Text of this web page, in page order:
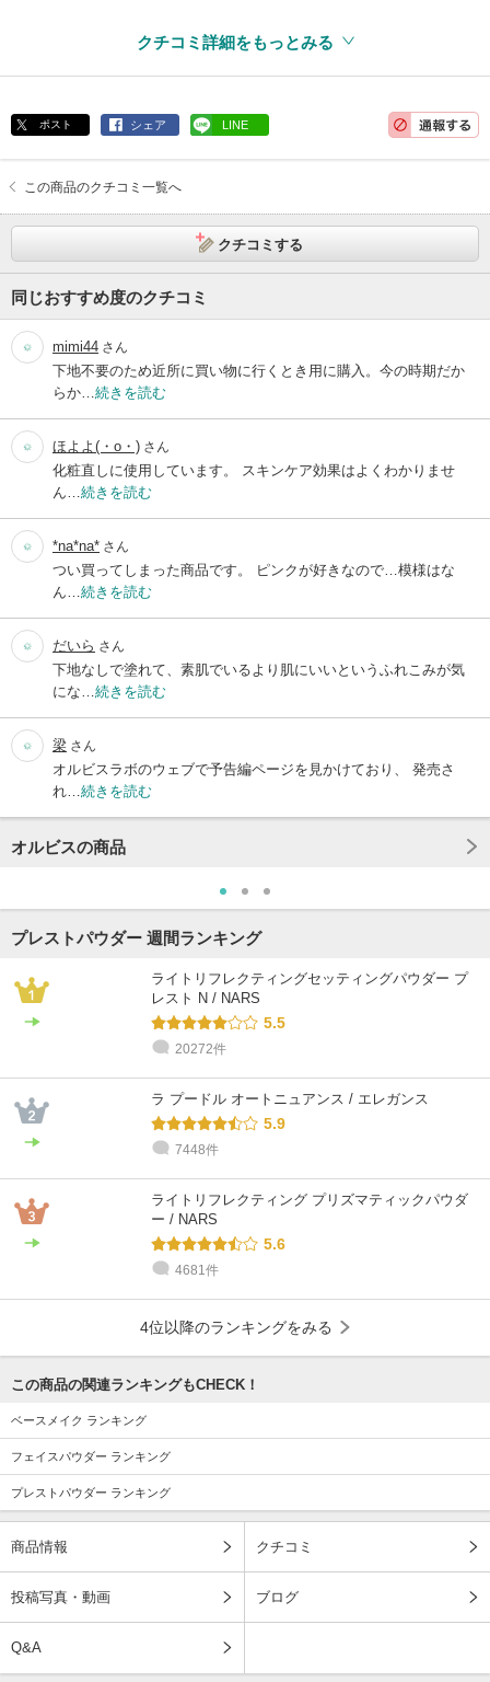
クチコミ詳細をもっとみる
ポスト シェア LINE
この商品のクチコミ一覧へ
クチコミする
同じおすすめ度のクチコミ
mimi44 さん
下地不要のため近所に買い物に行くとき用に購入。今の時期だか
らか… 続きを読む
ほよよ(・o・) さん
化粧直しに使用しています。 スキンケア効果はよくわかりませ
ん… 続きを読む
*na*na* さん
つい買ってしまった商品です。 ピンクが好きなので…模様はな
ん… 続きを読む
だいら さん
下地なしで塗れて、素肌でいるより肌にいいというふれこみが気
にな… 続きを読む
梁 さん
オルビスラボのウェブで予告編ページを見かけており、 発売さ
れ… 続きを読む
オルビスの商品
プレストパウダー 週間ランキング
ライトリフレクティングセッティングパウダー プ
レスト N / NARS
5.5
20272件
ラ プードル オートニュアンス / エレガンス
5.9
7448件
ライトリフレクティング プリズマティックパウダ
ー / NARS
5.6
4681件
4位以降のランキングをみる
この商品の関連ランキングもCHECK！
ベースメイク ランキング
フェイスパウダー ランキング
プレストパウダー ランキング
商品情報 クチコミ
投稿写真・動画 ブログ
Q&A